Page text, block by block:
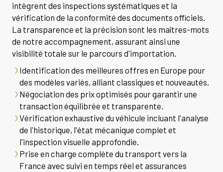
intègrent des inspections systématiques et la
vérification de la conformité des documents officiels.
La transparence et la précision sont les maîtres-mots
de notre accompagnement, assurant ainsi une
visibilité totale sur le parcours d'importation.
Identification des meilleures offres en Europe pour
des modèles variés, alliant classiques et nouveautés.
Négociation des prix optimisés pour garantir une
transaction équilibrée et transparente.
Vérification exhaustive du véhicule incluant l'analyse
de l'historique, l'état mécanique complet et
l'inspection visuelle approfondie.
Prise en charge complète du transport vers la
France avec suivi en temps réel et assurances